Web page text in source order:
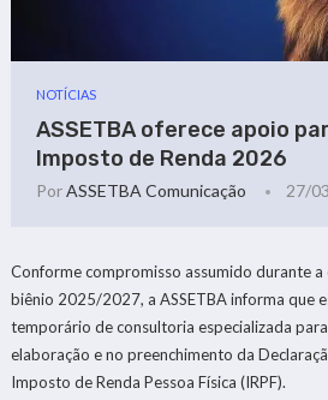
NOTÍCIAS
ASSETBA oferece apoio
Imposto de Renda 2026
PorASSETBA Comunicação 27/
Conforme compromisso assumido durante
biênio 2025/2027, a ASSETBA informa que
temporário de consultoria especializada
elaboração e no preenchimento da
Imposto de Renda Pessoa Física (IRPF).